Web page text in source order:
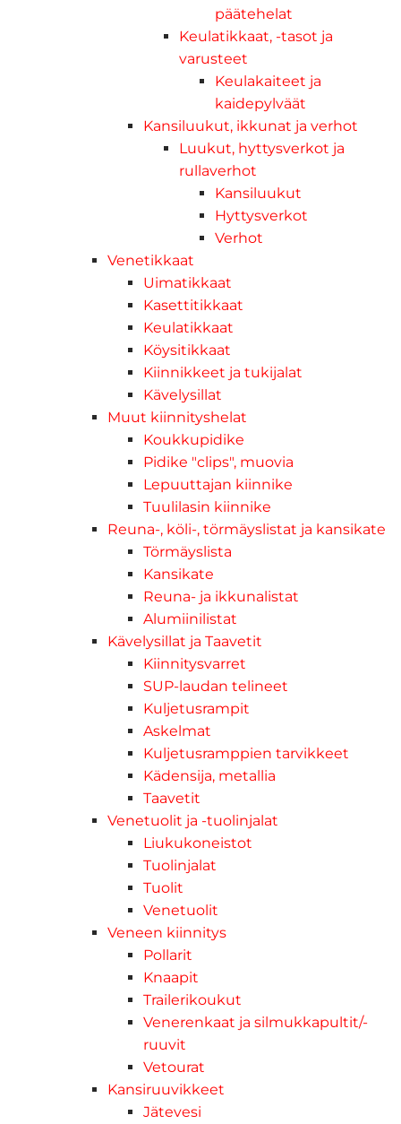
päätehelat
Keulatikkaat, -tasot ja
varusteet
Keulakaiteet ja
kaidepylväät
Kansiluukut, ikkunat ja verhot
Luukut, hyttysverkot ja
rullaverhot
Kansiluukut
Hyttysverkot
Verhot
Venetikkaat
Uimatikkaat
Kasettitikkaat
Keulatikkaat
Köysitikkaat
Kiinnikkeet ja tukijalat
Kävelysillat
Muut kiinnityshelat
Koukkupidike
Pidike "clips", muovia
Lepuuttajan kiinnike
Tuulilasin kiinnike
Reuna-, köli-, törmäyslistat ja kansikate
Törmäyslista
Kansikate
Reuna- ja ikkunalistat
Alumiinilistat
Kävelysillat ja Taavetit
Kiinnitysvarret
SUP-laudan telineet
Kuljetusrampit
Askelmat
Kuljetusramppien tarvikkeet
Kädensija, metallia
Taavetit
Venetuolit ja -tuolinjalat
Liukukoneistot
Tuolinjalat
Tuolit
Venetuolit
Veneen kiinnitys
Pollarit
Knaapit
Trailerikoukut
Venerenkaat ja silmukkapultit/-
ruuvit
Vetourat
Kansiruuvikkeet
Jätevesi